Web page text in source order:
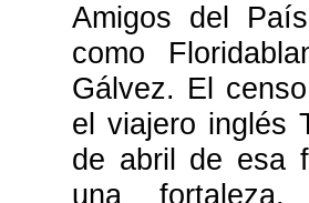
Amigos del
como
Gálvez. El
el viajero inglés
de abril de esa
unafortaleza,